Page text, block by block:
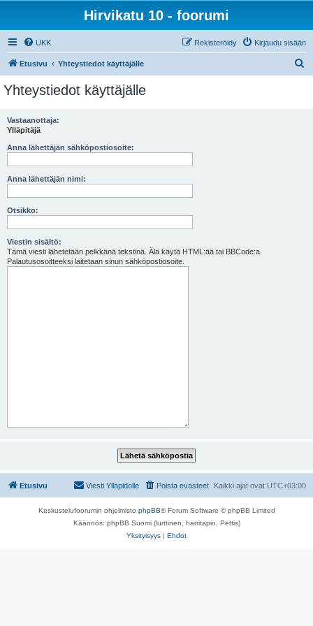
Hirvikatu 10 - foorumi
UKK Kirjaudu sisään
Rekisteröidy
Etusivu Yhteystiedot käyttäjälle
Yhteystiedot käyttäjälle
Vastaanottaja:
Ylläpitäjä
Anna lähettäjän sähköpostiosoite:
Anna lähettäjän nimi:
Otsikko:
Viestin sisältö:
Tämä viesti lähetetään pelkkänä tekstinä. Älä käytä HTML:ää tai BBCode:a.
Palautusosoitteeksi laitetaan sinun sähköpostiosoite.
Etusivu Kaikki ajat ovat UTC+03:00
Poista evästeet
Viesti Ylläpidolle
Keskustelufoorumin ohjelmisto phpBB® Forum Software © phpBB Limited
Käännös: phpBB Suomi (lurttinen, harritapio, Pettis)
Yksityisyys | Ehdot